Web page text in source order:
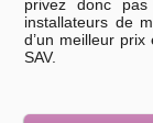
privez donc pas
installateurs de
d’un meilleur
SAV.